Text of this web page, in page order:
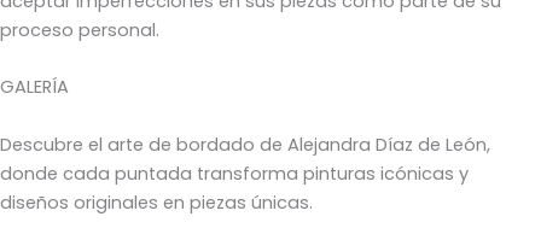
proceso personal.
GALERÍA
Descubre el arte de bordado de Alejandra Díaz de León,
donde cada puntada transforma pinturas icónicas y
diseños originales en piezas únicas.